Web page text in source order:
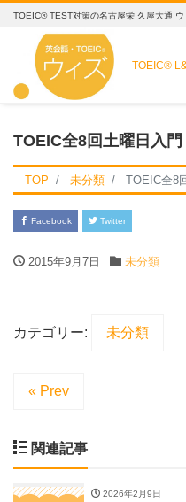
TOEIC® TEST対策の名古屋栄 久屋大通
TOEIC®
TOEIC全8回土曜日入
TOP 未分類 TOEIC全8
Facebook Twitter
2015年9月7日 未分類
カテゴリー: 未分類
« Prev
関連記事
2026年2月9日